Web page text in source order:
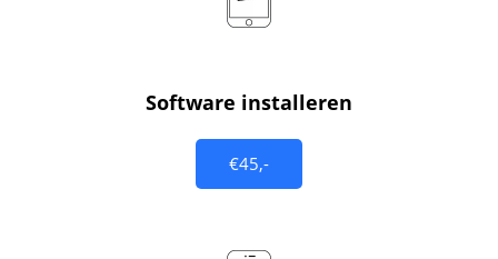
Software installeren
€45,-